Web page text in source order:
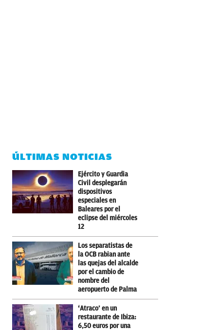
ÚLTIMAS NOTICIAS
Ejército y Guardia
Civil desplegarán
dispositivos
especiales en
Baleares por el
eclipse del miércoles
12
Los separatistas de
la OCB rabian ante
las quejas del alcalde
por el cambio de
nombre del
aeropuerto de Palma
‘Atraco’ en un
restaurante de Ibiza:
6,50 euros por una